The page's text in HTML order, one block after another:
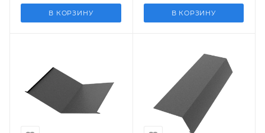
В КОРЗИНУ В КОРЗИНУ